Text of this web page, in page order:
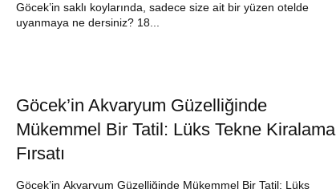
Göcek’in saklı koylarında, sadece size ait bir yüzen otelde
uyanmaya ne dersiniz? 18...
Göcek’in Akvaryum Güzelliğinde
Mükemmel Bir Tatil: Lüks Tekne Kiralama
Fırsatı
Göcek’in Akvaryum Güzelliğinde Mükemmel Bir Tatil: Lüks